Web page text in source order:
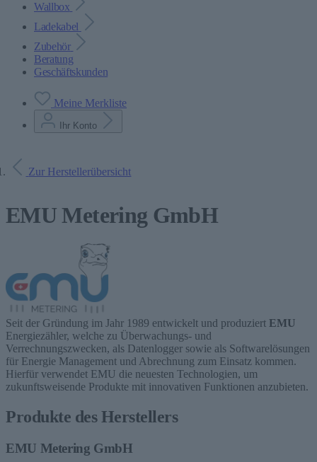
Wallbox
Ladekabel
Zubehör
Beratung
Geschäftskunden
Meine Merkliste
Ihr Konto
Zur Herstellerübersicht
EMU Metering GmbH
Seit der Gründung im Jahr 1989 entwickelt und produziert EMU
Energiezähler, welche zu Überwachungs- und
Verrechnungszwecken, als Datenlogger sowie als Softwarelösungen
für Energie Management und Abrechnung zum Einsatz kommen.
Hierfür verwendet EMU die neuesten Technologien, um
zukunftsweisende Produkte mit innovativen Funktionen anzubieten.
Produkte des Herstellers
EMU Metering GmbH